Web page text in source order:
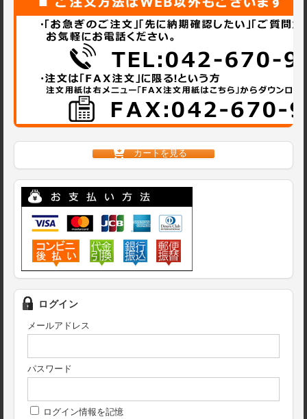
カートを見る
ログイン
メールアドレス
パスワード
ログイン情報を記憶